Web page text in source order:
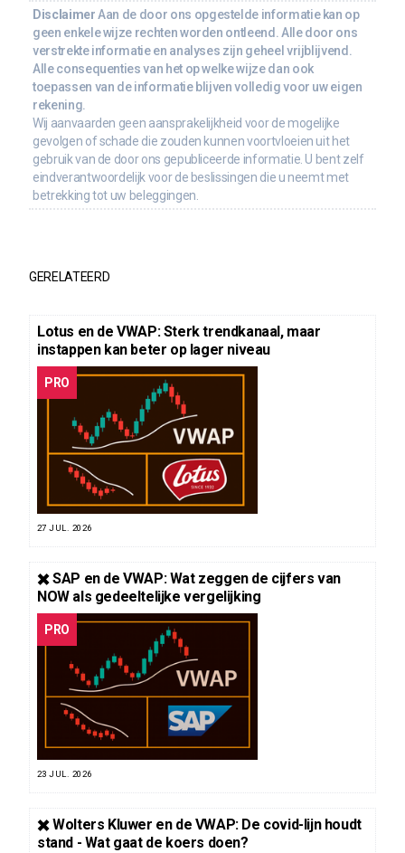
Disclaimer Aan de door ons opgestelde informatie kan op
geen enkele wijze rechten worden ontleend. Alle door ons
verstrekte informatie en analyses zijn geheel vrijblijvend.
Alle consequenties van het op welke wijze dan ook
toepassen van de informatie blijven volledig voor uw eigen
rekening.
Wij aanvaarden geen aansprakelijkheid voor de mogelijke
gevolgen of schade die zouden kunnen voortvloeien uit het
gebruik van de door ons gepubliceerde informatie. U bent zelf
eindverantwoordelijk voor de beslissingen die u neemt met
betrekking tot uw beleggingen.
GERELATEERD
Lotus en de VWAP: Sterk trendkanaal, maar
instappen kan beter op lager niveau
PRO
27 JUL. 2026
✖️ SAP en de VWAP: Wat zeggen de cijfers van
NOW als gedeeltelijke vergelijking
PRO
23 JUL. 2026
✖️ Wolters Kluwer en de VWAP: De covid-lijn houdt
stand - Wat gaat de koers doen?